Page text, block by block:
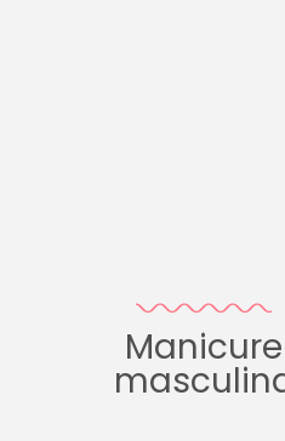
Manicure